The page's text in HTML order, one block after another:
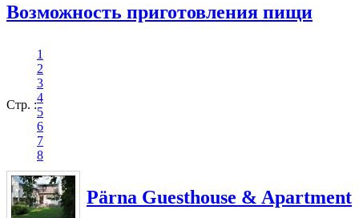
Возможность приготовления пищи
Стр. :
1
2
3
4
5
6
7
8
Pärna Guesthouse & Apartment